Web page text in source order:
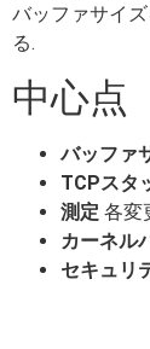
バッファサイ
る.
中心点
バッファ
TCPスタ
測定 各変
カーネル
セキュリ